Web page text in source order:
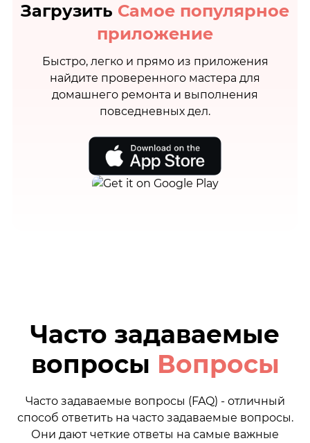
Загрузить Самое популярное
приложение
Быстро, легко и прямо из приложения
найдите проверенного мастера для
домашнего ремонта и выполнения
повседневных дел.
Часто задаваемые
вопросы Вопросы
Часто задаваемые вопросы (FAQ) - отличный
способ ответить на часто задаваемые вопросы.
Они дают четкие ответы на самые важные